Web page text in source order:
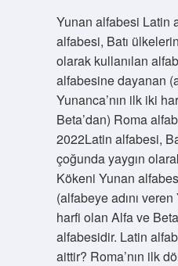
Yunan alfabesi Latin
alfabesi, Batı
olarak kullanılan
alfabesine dayanan
Yunanca’nın ilk iki
Beta’dan) Roma
2022Latin alfabesi,
çoğunda yaygın
Kökeni Yunan
(alfabeye adını
harfi olan Alfa ve
alfabesidir. Latin
aittir? Roma’nın ilk